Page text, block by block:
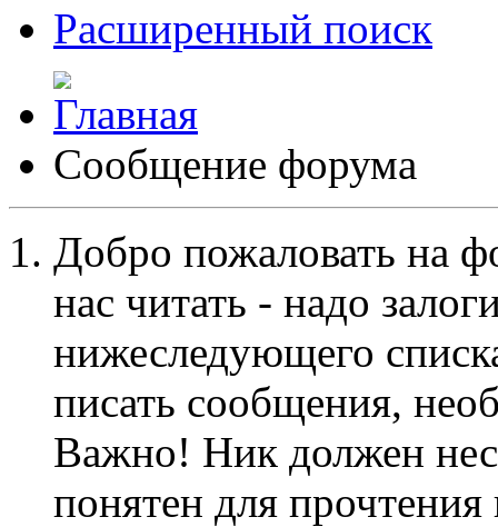
Расширенный поиск
Сообщение форума
Добро пожаловать на
нас читать - надо
нижеследующего
писать сообщения,
Важно! Ник должен
понятен для